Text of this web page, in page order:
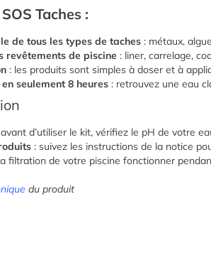
Taches :
de tous les types de taches : métaux,
revêtements de piscine : liner, carrelage,
: les produits sont simples à doser et à
seulement 8 heures : retrouvez une eau
d’utiliser le kit, vérifiez le pH de votre
: suivez les instructions de la notice
filtration de votre piscine fonctionner
du produit